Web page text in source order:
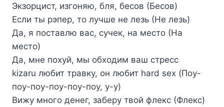
Экзорцист, изгоняю, бля, бесов (Бесов)
Если ты рэпер, то лучше не лезь (Не лезь)
Да, я поставлю вас, сучек, на место (На
место)
Да, мне похуй, мы обходим ваш стресс
​kizaru любит травку, он любит hard sex (Поу-
поу-поу-поу-поу-поу, у-у)
Вижу много денег, заберу твой флекс (Флекс)